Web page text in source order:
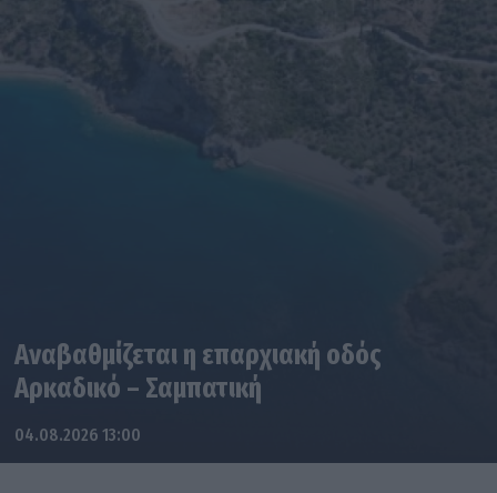
Αναβαθμίζεται η επαρχιακή οδός
Αρκαδικό – Σαμπατική
04.08.2026 13:00